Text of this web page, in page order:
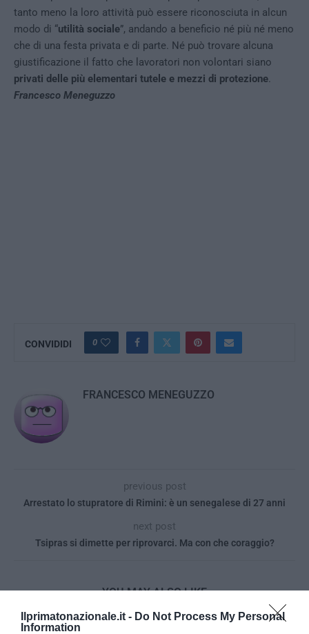
Ilprimatonazionale.it - Do Not Process My Personal
Information
tanto meno la loro attività può essere riconosciuta in alcun
modo di “utilità sociale”, andando a beneficio né più né meno
che di una festa privata e di parte. Né può trovare alcuna
giustificazione il fatto che lavoratori non volontari siano
privati delle più elementari tutele e mezzi di protezione.
Francesco Meneguzzo
CONVIDIDI 0
FRANCESCO MENEGUZZO
previous post
Arrestato lo stupratore di Rimini: è un senegalese di 27 anni
next post
Tsipras si dimette per riprovarci. Ma con che coraggio?
YOU MAY ALSO LIKE